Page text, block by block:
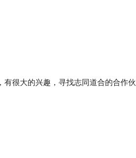
很大的兴趣，寻找志同道合的合作伙